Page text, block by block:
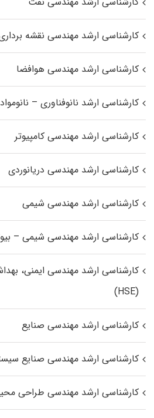
کارشناسی ارشد مهندسی نقشه
کارشناسی ارشد مهندسی هوافضا
کارشناسی ارشد نانوفناوری – نانومواد
کارشناسی ارشد مهندسی کامپیوتر
کارشناسی ارشد مهندسی دریانوردی
کارشناسی ارشد مهندسی شیمی
کارشناسی ارشد مهندسی شیمی –
کارشناسی ارشد مهندسی ایمنی،
(HSE)
کارشناسی ارشد مهندسی صنایع
کارشناسی ارشد مهندسی صنایع
کارشناسی ارشد مهندسی طراحی